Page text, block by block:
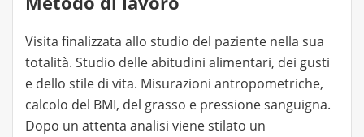
Visita finalizzata allo studio del paziente nella sua
totalità. Studio delle abitudini alimentari, dei gusti
e dello stile di vita. Misurazioni antropometriche,
calcolo del BMI, del grasso e pressione sanguigna.
Dopo un attenta analisi viene stilato un